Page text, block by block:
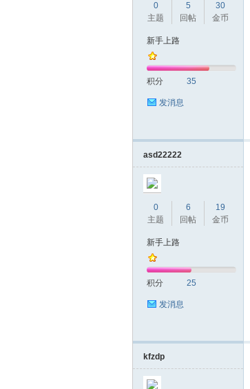
夜
0
主题
5
回帖
30
金币
新手上路
积分 35
发消息
asd22222
0
主题
6
回帖
19
金币
新手上路
积分 25
发消息
kfzdp